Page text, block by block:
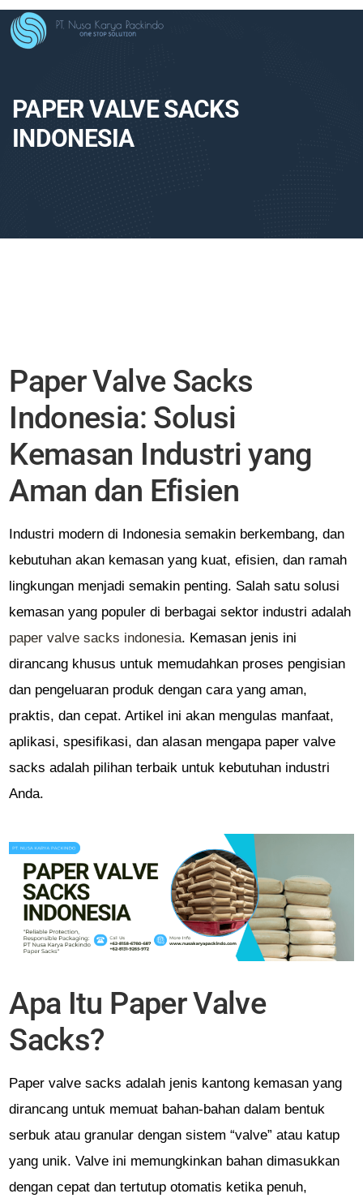
PAPER VALVE SACKS
INDONESIA
Paper Valve Sacks
Indonesia: Solusi
Kemasan Industri yang
Aman dan Efisien
Industri modern di Indonesia semakin berkembang, dan
kebutuhan akan kemasan yang kuat, efisien, dan ramah
lingkungan menjadi semakin penting. Salah satu solusi
kemasan yang populer di berbagai sektor industri adalah
paper valve sacks indonesia. Kemasan jenis ini
dirancang khusus untuk memudahkan proses pengisian
dan pengeluaran produk dengan cara yang aman,
praktis, dan cepat. Artikel ini akan mengulas manfaat,
aplikasi, spesifikasi, dan alasan mengapa paper valve
sacks adalah pilihan terbaik untuk kebutuhan industri
Anda.
Apa Itu Paper Valve
Sacks?
Paper valve sacks adalah jenis kantong kemasan yang
dirancang untuk memuat bahan-bahan dalam bentuk
serbuk atau granular dengan sistem “valve” atau katup
yang unik. Valve ini memungkinkan bahan dimasukkan
dengan cepat dan tertutup otomatis ketika penuh,